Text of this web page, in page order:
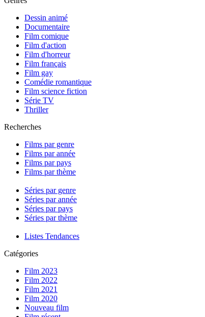
Dessin animé
Documentaire
Film comique
Film d'action
Film d'horreur
Film français
Film gay
Comédie romantique
Film science fiction
Série TV
Thriller
Recherches
Films par genre
Films par année
Films par pays
Films par thème
Séries par genre
Séries par année
Séries par pays
Séries par thème
Listes Tendances
Catégories
Film 2023
Film 2022
Film 2021
Film 2020
Nouveau film